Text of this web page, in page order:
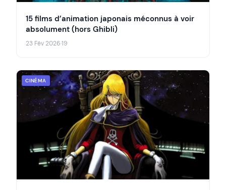
15 films d’animation japonais méconnus à voir
absolument (hors Ghibli)
23 Fév 2026·19
CINÉMA